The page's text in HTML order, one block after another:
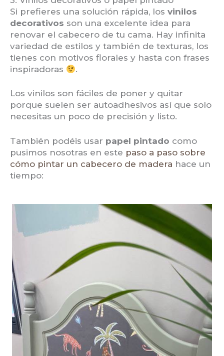
Si prefieres una solución rápida, los vinilos
decorativos son una excelente idea para
renovar el cabecero de tu cama. Hay infinita
variedad de estilos y también de texturas, los
tienes con motivos florales y hasta con frases
inspiradoras
.
Los vinilos son fáciles de poner y quitar
porque suelen ser autoadhesivos así que solo
necesitas un poco de precisión y listo.
También podéis usar papel pintado como
pusimos nosotras en este paso a paso sobre
cómo pintar un cabecero de madera hace un
tiempo: